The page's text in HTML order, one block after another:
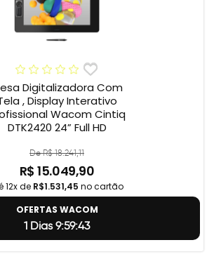
Digitalizadora Com
, Display Interativo
Wacom Cintiq
DTK2420 24” Full HD
De R$ 18.241,11
R$ 15.049,90
12x de R$1.531,45 no cartão
OFERTAS WACOM
1 Dias 9:59:42